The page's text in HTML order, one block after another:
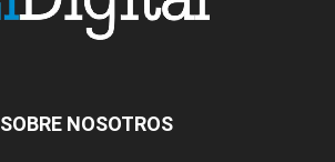
SOBRE NOSOTROS